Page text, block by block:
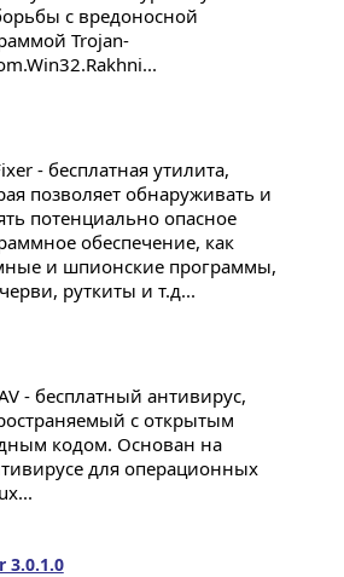
с вредоносной
Trojan-
- бесплатная утилита,
позволяет обнаруживать и
потенциально опасное
обеспечение, как
и шпионские программы,
руткиты и т.д...
- бесплатный антивирус,
с открытым
кодом. Основан на
для операционных
3.0.1.0